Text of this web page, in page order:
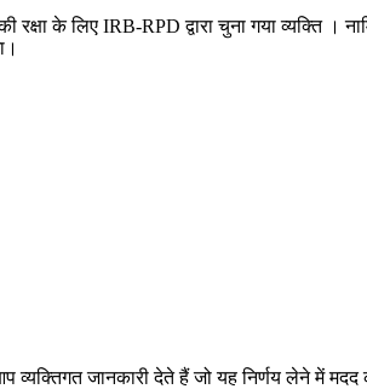
के लिए IRB-RPD द्वारा चुना गया व्यक्ति ।
जानकारी देते हैं जो यह निर्णय लेने में मदद